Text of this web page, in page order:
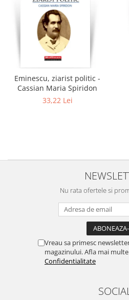
Eminescu, ziarist politic -
Cassian Maria Spiridon
33,22 Lei
Nu rata ofertele si
Vreau sa primesc
magazinului. Afla mai
Confidentialitate